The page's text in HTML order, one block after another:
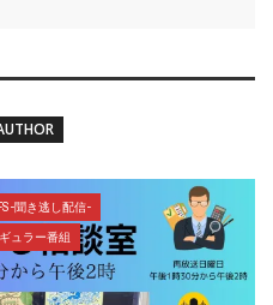
聞き逃し配信-
ュラー番組